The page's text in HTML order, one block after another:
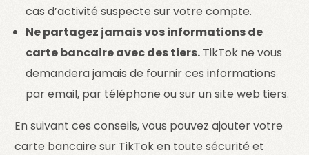
cas d’activité suspecte sur votre compte.
Ne partagez jamais vos informations de
carte bancaire avec des tiers. TikTok ne vous
demandera jamais de fournir ces informations
par email, par téléphone ou sur un site web tiers.
En suivant ces conseils, vous pouvez ajouter votre
carte bancaire sur TikTok en toute sécurité et